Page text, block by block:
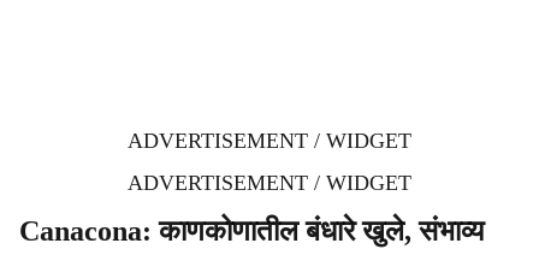
ADVERTISEMENT / WIDGET
ADVERTISEMENT / WIDGET
Canacona: काणकोणातील बंधारे खुले, संभाव्य